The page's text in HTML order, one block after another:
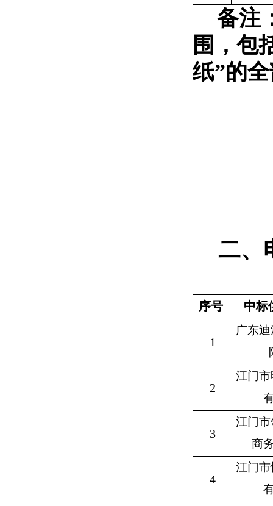
备注
围，包
纸”的
二、
序号 中标
1
广东
2
江门
3
江门
商
4
江门